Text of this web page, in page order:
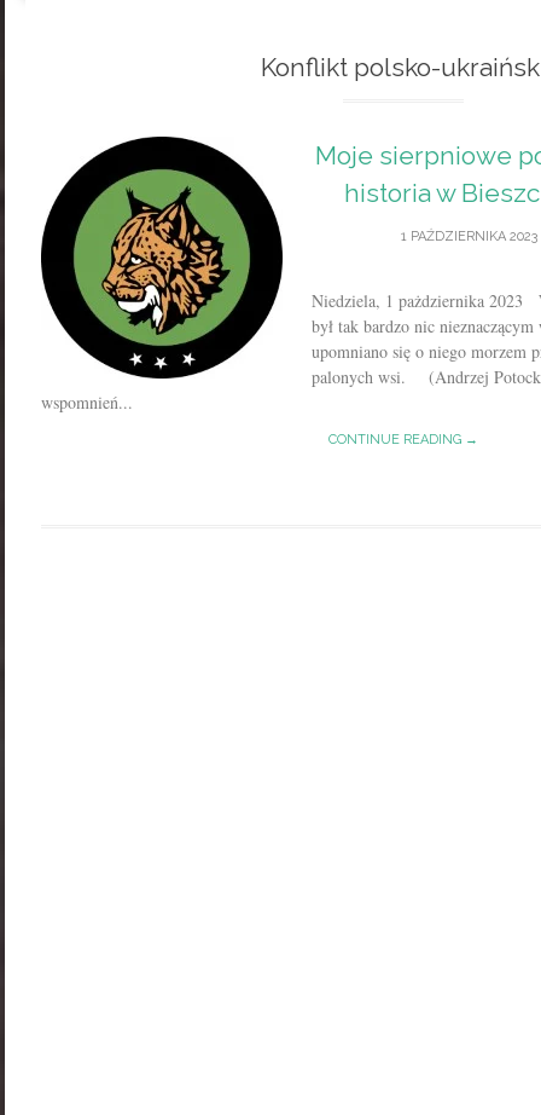
Konflikt polsko-
Moje sierpniowe
historia w
1 PAŹDZIERNIKA 2023
Niedziela, 1 pażdziernika 2023
był tak bardzo nic
upomniano się o niego morzem
palonych wsi. (Andrzej
wspomnień...
CONTINUE READING →